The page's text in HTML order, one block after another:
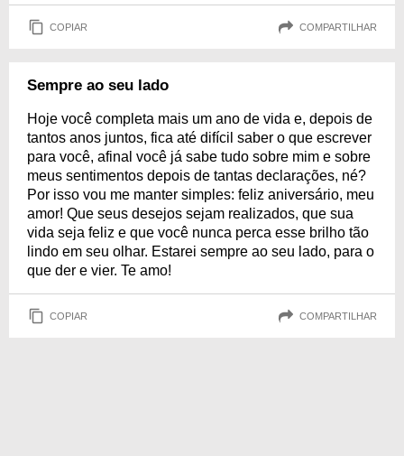
COPIAR COMPARTILHAR
Sempre ao seu lado
Hoje você completa mais um ano de vida e, depois de
tantos anos juntos, fica até difícil saber o que escrever
para você, afinal você já sabe tudo sobre mim e sobre
meus sentimentos depois de tantas declarações, né?
Por isso vou me manter simples: feliz aniversário, meu
amor! Que seus desejos sejam realizados, que sua
vida seja feliz e que você nunca perca esse brilho tão
lindo em seu olhar. Estarei sempre ao seu lado, para o
que der e vier. Te amo!
COPIAR COMPARTILHAR